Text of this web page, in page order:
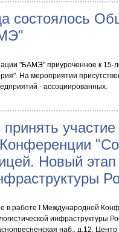
состоялось
"БАМЭ" приуроченное к 15-
На мероприятии
- ассоциированных.
участие
Новый этап
в работе I Международной
инфраструктуры
наб., д.12,